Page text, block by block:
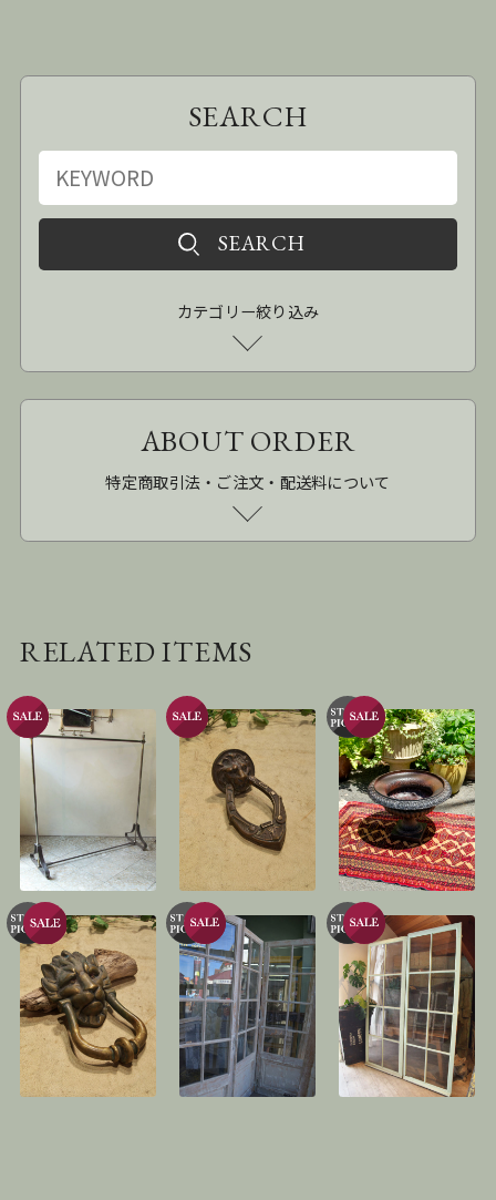
SEARCH
カテゴリー絞り込み
ABOUT ORDER
特定商取引法・ご注文・配送料について
RELATED ITEMS